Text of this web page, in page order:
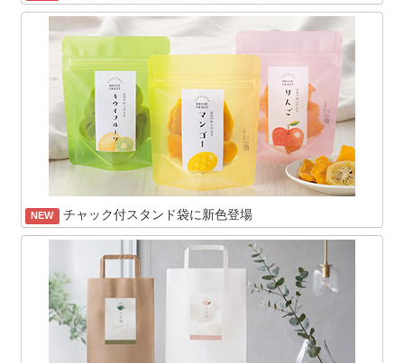
NEW チャック付スタンド袋に新色登場